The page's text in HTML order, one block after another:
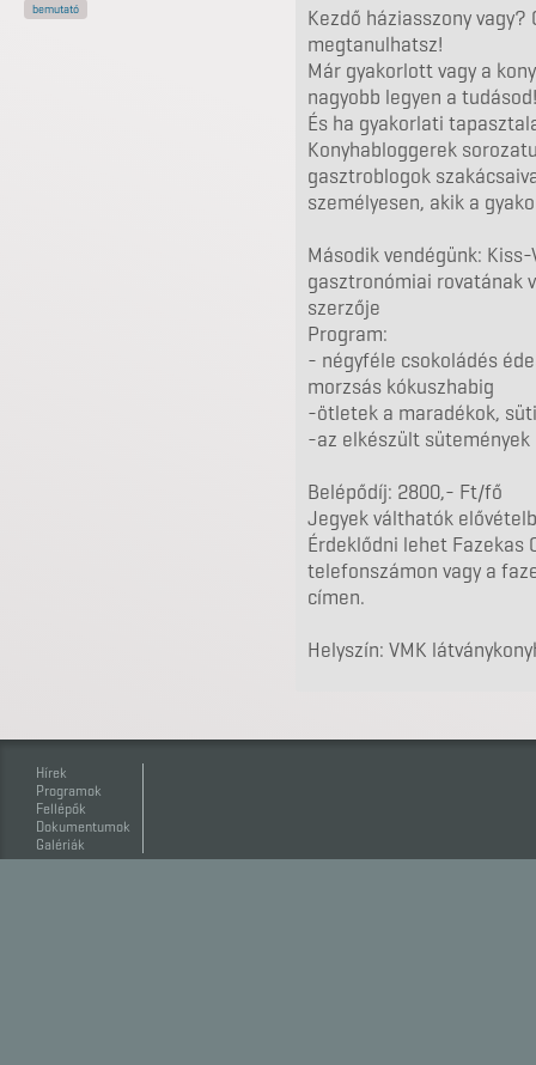
Kezdő háziasszony
megtanulhatsz!
Már gyakorlott vagy a
nagyobb legyen a tudásod!
És ha gyakorlati
Konyhabloggerek
gasztroblogok
személyesen, akik a
Második vendégünk:
gasztronómiai rovatának
szerzője
Program:
- négyféle csokoládés
morzsás kókuszhabig
-ötletek a maradékok,
-az elkészült
Belépődíj: 2800,- Ft/fő
Jegyek válthatók
Érdeklődni lehet Fazekas
telefonszámon vagy a
címen.
Helyszín: VMK
bemutató
Hírek
Programok
Fellépők
Dokumentumok
Galériák